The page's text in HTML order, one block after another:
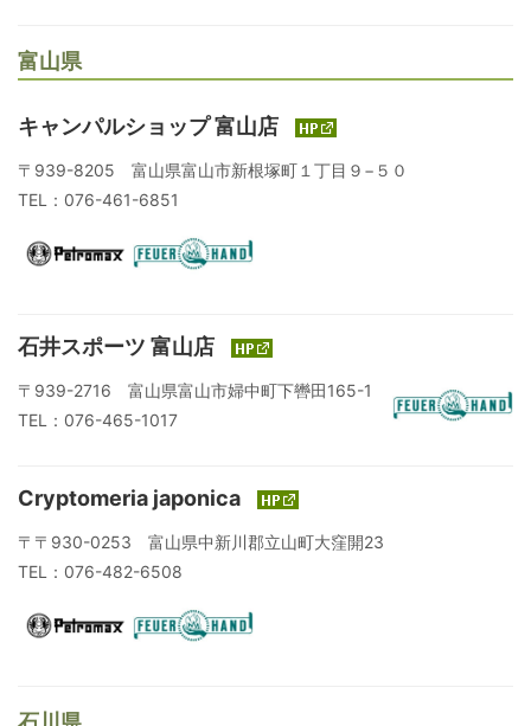
富山県
キャンパルショップ 富山店
〒939-8205 富山県富山市新根塚町１丁目９−５０
TEL：076-461-6851
石井スポーツ 富山店
〒939-2716 富山県富山市婦中町下轡田165-1
TEL：076-465-1017
Cryptomeria japonica
〒〒930-0253 富山県中新川郡立山町大窪開23
TEL：076-482-6508